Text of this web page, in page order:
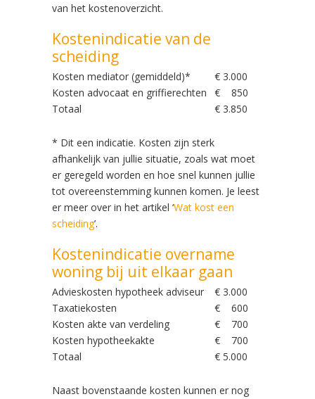
van het kostenoverzicht.
Kostenindicatie van de
scheiding
Kosten mediator (gemiddeld)*
€ 3.000
Kosten advocaat en griffierechten
€ 850
Totaal
€ 3.850
* Dit een indicatie. Kosten zijn sterk
afhankelijk van jullie situatie, zoals wat moet
er geregeld worden en hoe snel kunnen jullie
tot overeenstemming kunnen komen. Je leest
er meer over in het artikel ‘Wat kost een
scheiding’.
Kostenindicatie overname
woning bij uit elkaar gaan
Advieskosten hypotheek adviseur
€ 3.000
Taxatiekosten
€ 600
Kosten akte van verdeling
€ 700
Kosten hypotheekakte
€ 700
Totaal
€ 5.000
Naast bovenstaande kosten kunnen er nog